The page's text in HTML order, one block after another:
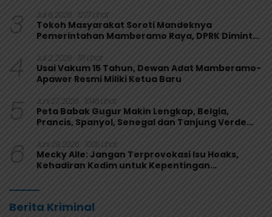
3 Juli 6, 2026 1277 Lihat
Tokoh Masyarakat Soroti Mandeknya
Pemerintahan Mamberamo Raya, DPRK Diminta
4 Juli 2, 2026 1111 Lihat
Usai Vakum 15 Tahun, Dewan Adat Mamberamo-
Apawer Resmi Miliki Ketua Baru
5 Juni 27, 2026 1046 Lihat
Peta Babak Gugur Makin Lengkap, Belgia,
Prancis, Spanyol, Senegal dan Tanjung Verde
6 Juni 29, 2026 1005 Lihat
Mecky Alle: Jangan Terprovokasi Isu Hoaks,
Kehadiran Kodim untuk Kepentingan
Berita Kriminal